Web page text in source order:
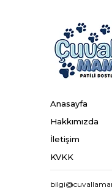
Anasayfa
Hakkımızda
İletişim
KVKK